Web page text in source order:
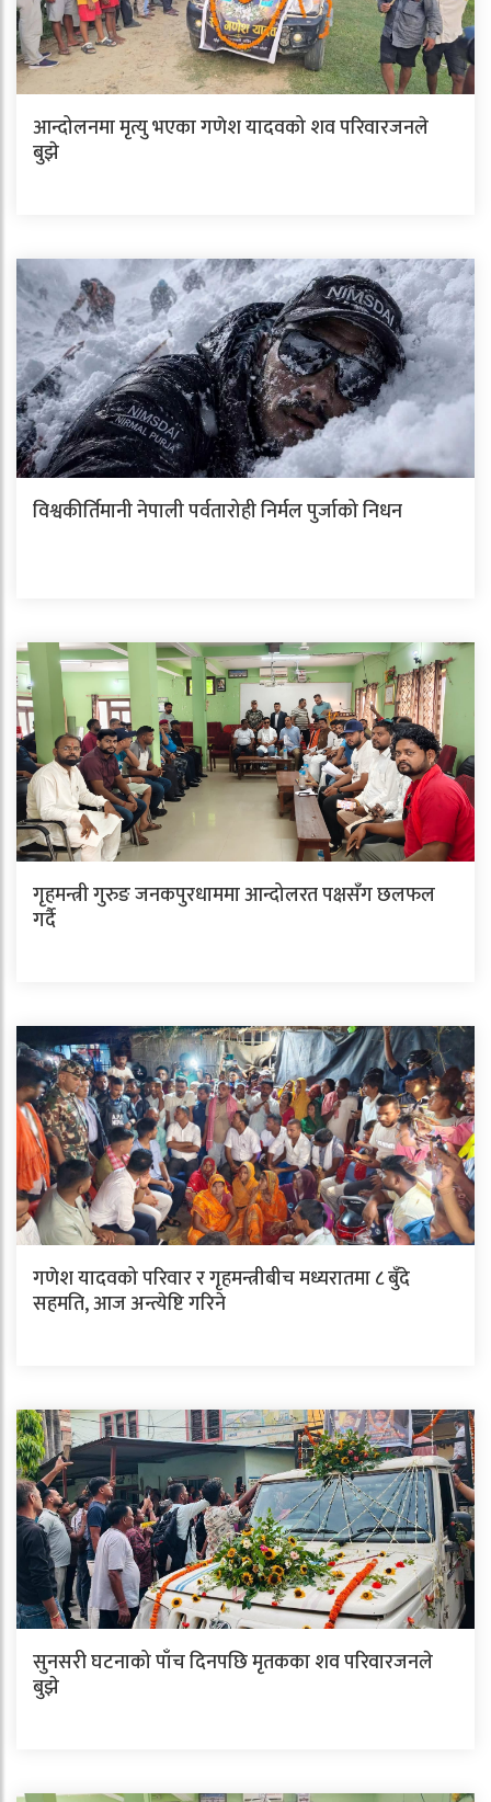
आन्दोलनमा मृत्यु भएका गणेश यादवको शव परिवारजनले
बुझे
विश्वकीर्तिमानी नेपाली पर्वतारोही निर्मल पुर्जाको निधन
गृहमन्त्री गुरुङ जनकपुरधाममा आन्दोलरत पक्षसँग छलफल
गर्दै
गणेश यादवको परिवार र गृहमन्त्रीबीच मध्यरातमा ८ बुँदे
सहमति, आज अन्त्येष्टि गरिने
सुनसरी घटनाको पाँच दिनपछि मृतकका शव परिवारजनले
बुझे